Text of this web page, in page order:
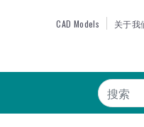
TOP
CAD Models 关于我
搜索